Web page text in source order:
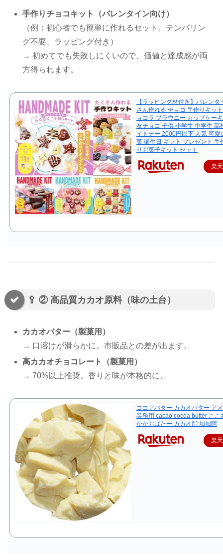
手作りチョコキット（バレンタイン向け）
（例：初心者でも簡単に作れるセット。テンパリン
グ不要、ラッピング付き）
→ 初めてでも失敗しにくいので、価値と達成感が両
方得られます。
【ラッピング材付き】バレンタ
さん作れる チョコ 手作りキッ
ョコラ ブラウニー カップケー
友チョコ 子供 小学生 中学生 高
イトデー 2000円以下 人気 可愛
菓 誕生日 ギフト プレゼント 手
りお菓子キット セット
楽
🥄 ② 高品質カカオ原料（味の土台）
カカオバター（製菓用）
→ 口溶けが滑らかに。市販品との差が出ます。
高カカオチョコレート（製菓用）
→ 70%以上推奨。香りと味が本格的に。
ココアバター カカオバター ア
業務用 cacao cocoa butter ここ
かかおばたー カカオ脂 加加阿
楽